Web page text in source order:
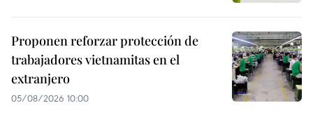
Proponen reforzar protección de
trabajadores vietnamitas en el
extranjero
05/08/2026 10:00